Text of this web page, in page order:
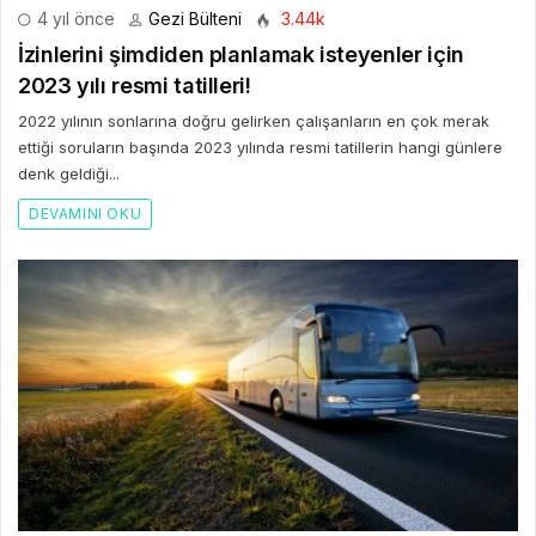
4 yıl önce Gezi Bülteni 3.44k
İzinlerini şimdiden planlamak isteyenler için
2023 yılı resmi tatilleri!
2022 yılının sonlarına doğru gelirken çalışanların en çok merak
ettiği soruların başında 2023 yılında resmi tatillerin hangi günlere
denk geldiği...
DEVAMINI OKU